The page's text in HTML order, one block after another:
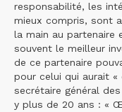
responsabilité, les
mieux compris, sont
la main au partenaire
souvent le meilleur
de ce partenaire
pour celui qui aurait «
secrétaire général
y plus de 20 ans : «